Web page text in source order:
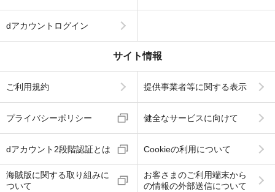
dアカウントログイン
サイト情報
ご利用規約 提供事業者等に関する表示
プライバシーポリシー 健全なサービスに向けて
dアカウント2段階認証とは Cookieの利用について
海賊版に関する取り組みに
ついて
お客さまのご利用端末から
の情報の外部送信について